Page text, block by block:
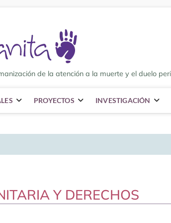
de la atención a la muerte y el duelo
PROYECTOS INVESTIGACIÓN
Y DERECHOS